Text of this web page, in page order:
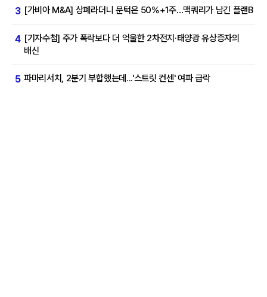
3 [가비아 M&A] 상폐라더니 문턱은 50%+1주…맥쿼리가 남긴 플랜B
4 [기자수첩] 주가 폭락보다 더 억울한 2차전지·태양광 유상증자의
배신
5 파마리서치, 2분기 부합했는데...'스트릿 컨센' 여파 급락